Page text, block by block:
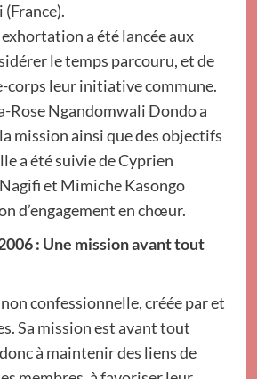
a été lancée aux
le temps parcouru, et de
corps leur initiative commune.
Rose Ngandomwali Dondo a
mission ainsi que des objectifs
a été suivie de Cyprien
et Mimiche Kasongo
d’engagement en chœur.
: Une mission avant tout
confessionnelle, créée par et
Sa mission est avant tout
à maintenir des liens de